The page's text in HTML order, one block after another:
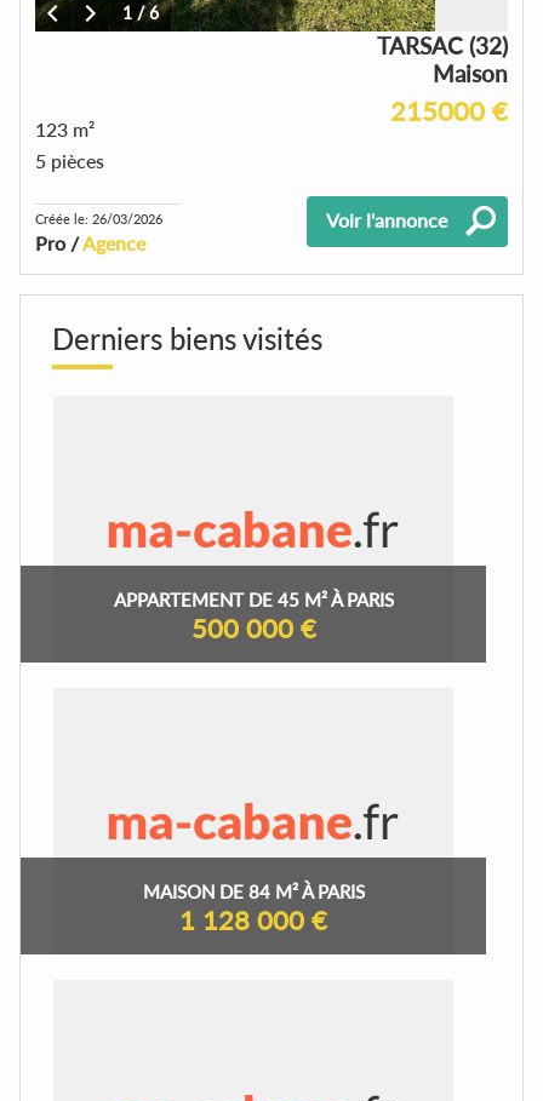
1 /6
TARSAC (32)
Maison
215000 €
123 m²
5 pièces
Créée le: 26/03/2026
Pro /Agence
Voir l'annonce
Derniers biens visités
APPARTEMENT DE 45 M² À PARIS
500 000 €
MAISON DE 84 M² À PARIS
1 128 000 €